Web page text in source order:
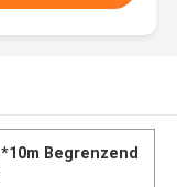
Begrenzend